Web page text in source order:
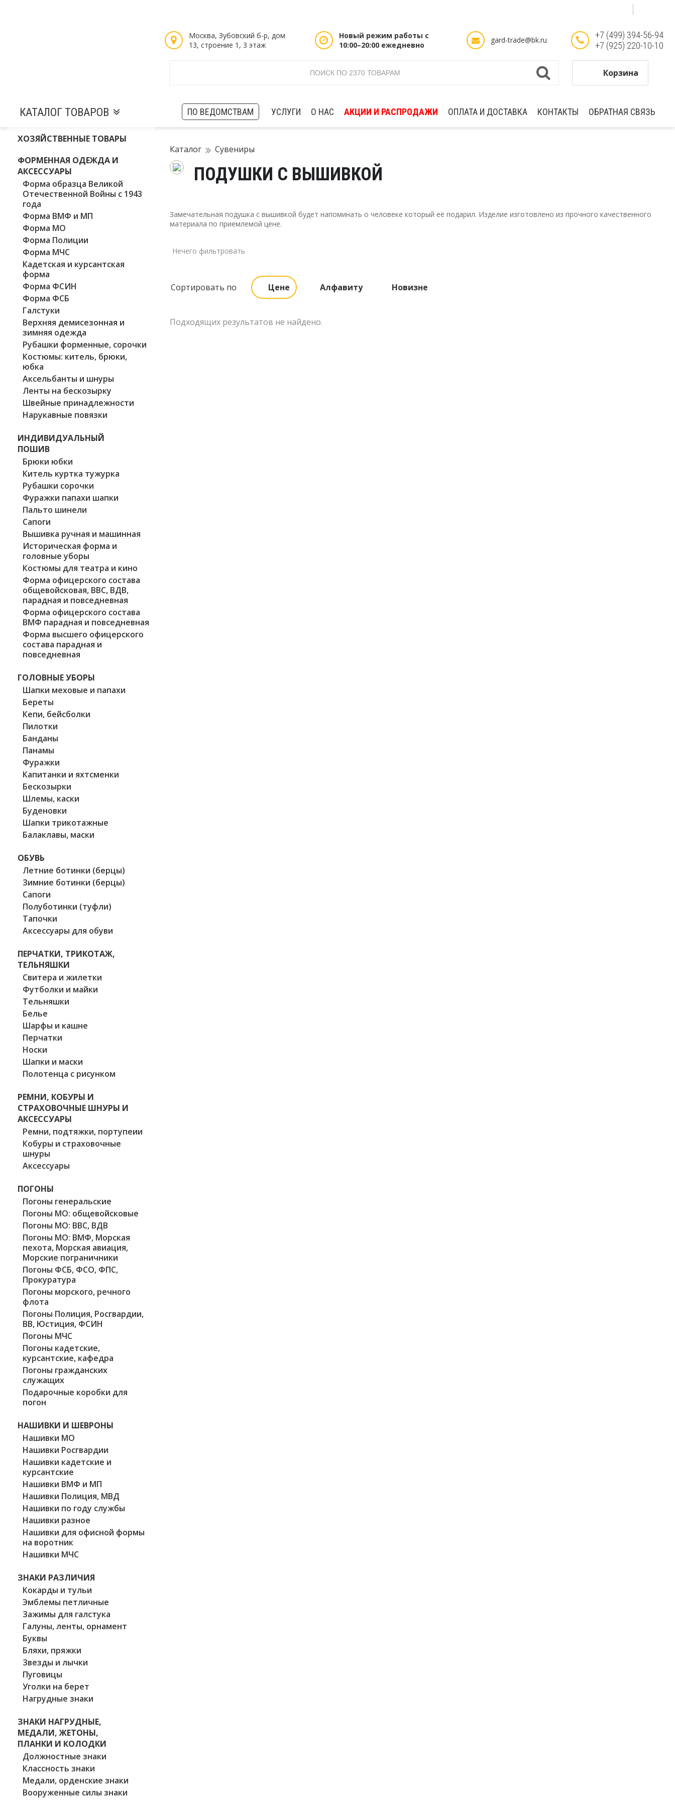
Москва, Зубовский б-р, дом
13, строение 1, 3 этаж
Новый режим работы с
10:00–20:00 ежедневно
gard-trade@bk.ru
+7 (499) 394-56-94
+7 (925) 220-10-10
Корзина
ПО ВЕДОМСТВАМ УСЛУГИ О НАС АКЦИИ И РАСПРОДАЖИ ОПЛАТА И ДОСТАВКА КОНТАКТЫ ОБРАТНАЯ СВЯЗЬ
КАТАЛОГ ТОВАРОВ
ХОЗЯЙСТВЕННЫЕ ТОВАРЫ
ФОРМЕННАЯ ОДЕЖДА И
АКСЕССУАРЫ
Форма образца Великой
Отечественной Войны с 1943
года
Форма ВМФ и МП
Форма МО
Форма Полиции
Форма МЧС
Кадетская и курсантская
форма
Форма ФСИН
Форма ФСБ
Галстуки
Верхняя демисезонная и
зимняя одежда
Рубашки форменные, сорочки
Костюмы: китель, брюки,
юбка
Аксельбанты и шнуры
Ленты на бескозырку
Швейные принадлежности
Нарукавные повязки
ИНДИВИДУАЛЬНЫЙ
ПОШИВ
Брюки юбки
Китель куртка тужурка
Рубашки сорочки
Фуражки папахи шапки
Пальто шинели
Сапоги
Вышивка ручная и машинная
Историческая форма и
головные уборы
Костюмы для театра и кино
Форма офицерского состава
общевойсковая, ВВС, ВДВ,
парадная и повседневная
Форма офицерского состава
ВМФ парадная и повседневная
Форма высшего офицерского
состава парадная и
повседневная
ГОЛОВНЫЕ УБОРЫ
Шапки меховые и папахи
Береты
Кепи, бейсболки
Пилотки
Банданы
Панамы
Фуражки
Капитанки и яхтсменки
Бескозырки
Шлемы, каски
Буденовки
Шапки трикотажные
Балаклавы, маски
ОБУВЬ
Летние ботинки (берцы)
Зимние ботинки (берцы)
Сапоги
Полуботинки (туфли)
Тапочки
Аксессуары для обуви
ПЕРЧАТКИ, ТРИКОТАЖ,
ТЕЛЬНЯШКИ
Свитера и жилетки
Футболки и майки
Тельняшки
Белье
Шарфы и кашне
Перчатки
Носки
Шапки и маски
Полотенца с рисунком
РЕМНИ, КОБУРЫ И
СТРАХОВОЧНЫЕ ШНУРЫ И
АКСЕССУАРЫ
Ремни, подтяжки, портупеии
Кобуры и страховочные
шнуры
Аксессуары
ПОГОНЫ
Погоны генеральские
Погоны МО: общевойсковые
Погоны МО: ВВС, ВДВ
Погоны МО: ВМФ, Морская
пехота, Морская авиация,
Морские пограничники
Погоны ФСБ, ФСО, ФПС,
Прокуратура
Погоны морского, речного
флота
Погоны Полиция, Росгвардии,
ВВ, Юстиция, ФСИН
Погоны МЧС
Погоны кадетские,
курсантские, кафедра
Погоны гражданских
служащих
Подарочные коробки для
погон
НАШИВКИ И ШЕВРОНЫ
Нашивки МО
Нашивки Росгвардии
Нашивки кадетские и
курсантские
Нашивки ВМФ и МП
Нашивки Полиция, МВД
Нашивки по году службы
Нашивки разное
Нашивки для офисной формы
на воротник
Нашивки МЧС
ЗНАКИ РАЗЛИЧИЯ
Кокарды и тульи
Эмблемы петличные
Зажимы для галстука
Галуны, ленты, орнамент
Буквы
Бляхи, пряжки
Звезды и лычки
Пуговицы
Уголки на берет
Нагрудные знаки
ЗНАКИ НАГРУДНЫЕ,
МЕДАЛИ, ЖЕТОНЫ,
ПЛАНКИ И КОЛОДКИ
Должностные знаки
Классность знаки
Медали, орденские знаки
Вооруженные силы знаки
Каталог Сувениры
ПОДУШКИ С ВЫШИВКОЙ
Замечательная подушка с вышивкой будет напоминать о человеке который её подарил. Изделие изготовлено из прочного качественного
материала по приемлемой цене.
Нечего фильтровать
Сортировать по Цене Алфавиту Новизне
Подходящих результатов не найдено.